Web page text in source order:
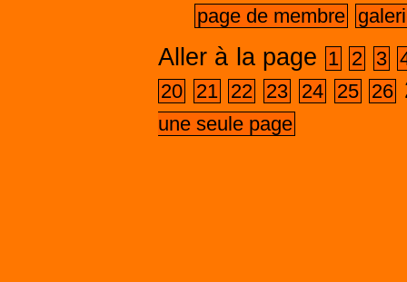
page de membre
Aller à la page 1 2 3
20
21 22 23 24 25 26
une seule page